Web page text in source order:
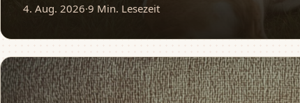
4. Aug. 2026·9 Min. Lesezeit